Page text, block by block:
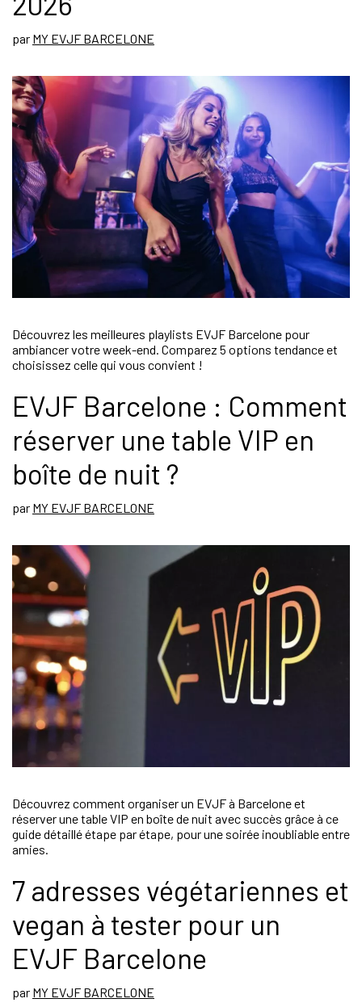
par MY EVJF BARCELONE
Découvrez les meilleures playlists EVJF Barcelone pour
ambiancer votre week-end. Comparez 5 options tendance et
choisissez celle qui vous convient !
EVJF Barcelone : Comment
réserver une table VIP en
boîte de nuit ?
par MY EVJF BARCELONE
Découvrez comment organiser un EVJF à Barcelone et
réserver une table VIP en boîte de nuit avec succès grâce à ce
guide détaillé étape par étape, pour une soirée inoubliable entre
amies.
7 adresses végétariennes et
vegan à tester pour un
EVJF Barcelone
par MY EVJF BARCELONE